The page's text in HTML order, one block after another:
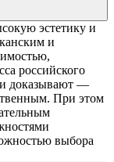
эстетику и
и
российского
доказывают —
При этом
выбора